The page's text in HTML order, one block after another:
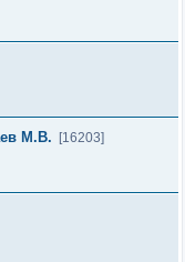
М.В.
[16203]